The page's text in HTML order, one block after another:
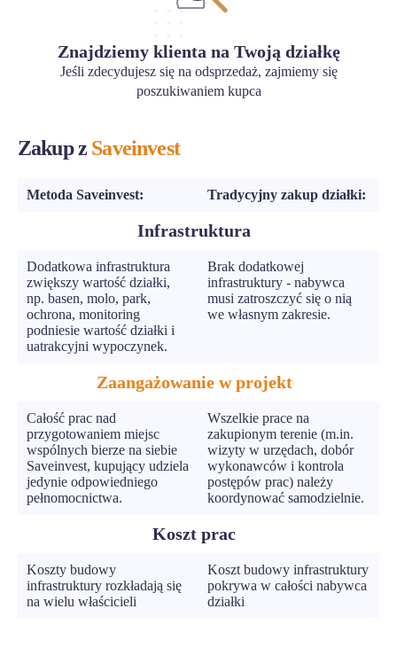
Znajdziemy klienta na Twoją działkę
Jeśli zdecydujesz się na odsprzedaż, zajmiemy się
poszukiwaniem kupca
Zakup z Saveinvest
Metoda Saveinvest: Tradycyjny zakup działki:
Infrastruktura
Dodatkowa infrastruktura
zwiększy wartość działki,
np. basen, molo, park,
ochrona, monitoring
podniesie wartość działki i
uatrakcyjni wypoczynek.
Brak dodatkowej
infrastruktury - nabywca
musi zatroszczyć się o nią
we własnym zakresie.
Zaangażowanie w projekt
Całość prac nad
przygotowaniem miejsc
wspólnych bierze na siebie
Saveinvest, kupujący udziela
jedynie odpowiedniego
pełnomocnictwa.
Wszelkie prace na
zakupionym terenie (m.in.
wizyty w urzędach, dobór
wykonawców i kontrola
postępów prac) należy
koordynować samodzielnie.
Koszt prac
Koszty budowy
infrastruktury rozkładają się
na wielu właścicieli
Koszt budowy infrastruktury
pokrywa w całości nabywca
działki